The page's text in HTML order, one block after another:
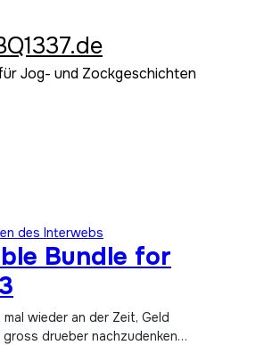
Jog- und Zockgeschichten
des Interwebs
Bundle for
drueber nachzudenken…